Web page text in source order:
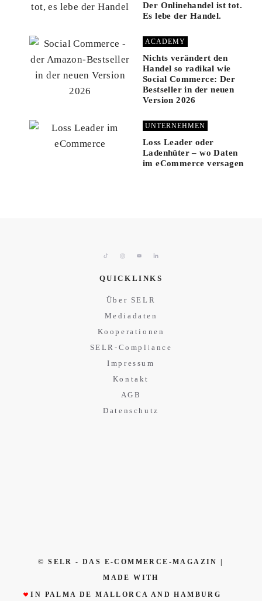
Der Onlinehandel ist tot.
Es lebe der Handel.
ACADEMY
Nichts verändert den
Handel so radikal wie
Social Commerce: Der
Bestseller in der neuen
Version 2026
UNTERNEHMEN
Loss Leader oder
Ladenhüter – wo Daten
im eCommerce versagen
QUICKLINKS
Über SELR
Mediadaten
Kooperationen
SELR-Compliance
Impressum
Kontakt
AGB
Datenschutz
© SELR - DAS E-COMMERCE-MAGAZIN |
MADE WITH
IN PALMA DE MALLORCA AND HAMBURG